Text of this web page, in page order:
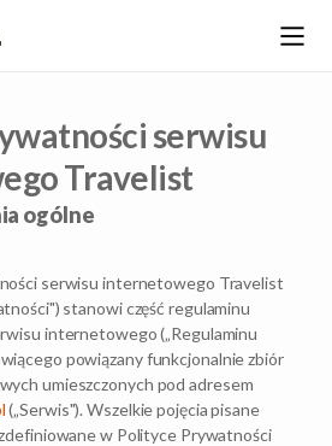
serwisu
Travelist
ogólne
serwisu internetowego Travelist
stanowi część regulaminu
internetowego („Regulaminu
powiązany funkcjonalnie zbiór
umieszczonych pod adresem
(„Serwis"). Wszelkie pojęcia pisane
w Polityce Prywatności